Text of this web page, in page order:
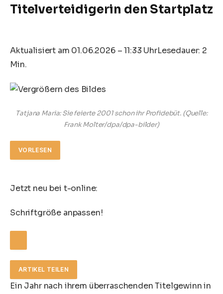
Titelverteidigerin den Startplatz
Aktualisiert am 01.06.2026 – 11:33 UhrLesedauer: 2
Min.
Tatjana Maria: Sie feierte 2001 schon ihr Profidebüt.(Quelle:
Frank Molter/dpa/dpa-bilder)
VORLESEN
Jetzt neu bei t-online:
Schriftgröße anpassen!
ARTIKEL TEILEN
Ein Jahr nach ihrem überraschenden Titelgewinn in